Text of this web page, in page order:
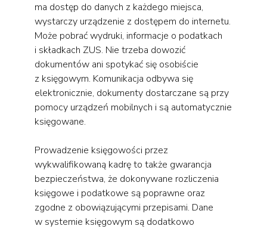
ma dostęp do danych z każdego miejsca,
wystarczy urządzenie z dostępem do internetu.
Może pobrać wydruki, informacje o podatkach
i składkach ZUS. Nie trzeba dowozić
dokumentów ani spotykać się osobiście
z księgowym. Komunikacja odbywa się
elektronicznie, dokumenty dostarczane są przy
pomocy urządzeń mobilnych i są automatycznie
księgowane.
Prowadzenie księgowości przez
wykwalifikowaną kadrę to także gwarancja
bezpieczeństwa, że dokonywane rozliczenia
księgowe i podatkowe są poprawne oraz
zgodne z obowiązującymi przepisami. Dane
w systemie księgowym są dodatkowo